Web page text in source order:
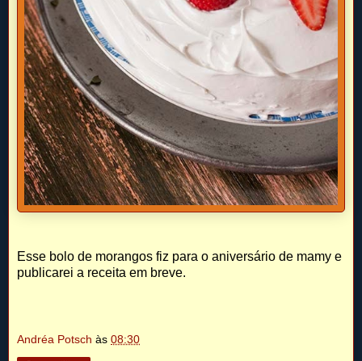
Esse bolo de morangos fiz para o aniversário de mamy e
publicarei a receita em breve.
Andréa Potsch às 08:30